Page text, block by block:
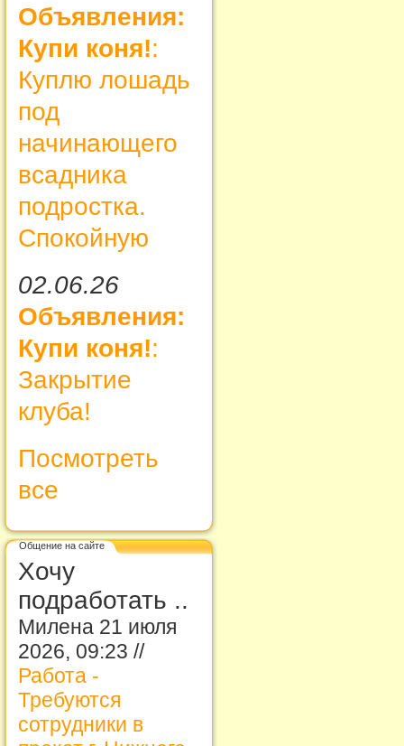
Объявления:
Купи коня!:
Куплю лошадь
под
начинающего
всадника
подростка.
Спокойную
02.06.26
Объявления:
Купи коня!:
Закрытие
клуба!
Посмотреть
все
Общение на сайте
Хочу
подработать ..
Милена 21 июля
2026, 09:23 //
Работа -
Требуются
сотрудники в